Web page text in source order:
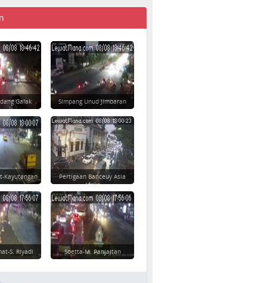
Galak Simpang Unud Jimbaran
Kayutangan
Pertigaan Banceuy Asia
Afrika
S. Riyadi Soetta-M. Panjaitan